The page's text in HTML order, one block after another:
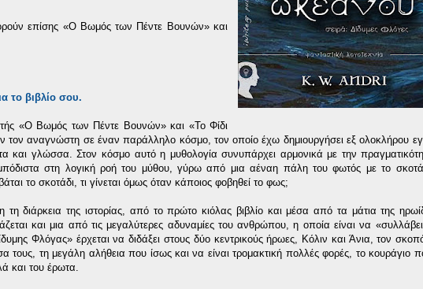
επίσης «Ο Βωμός των Πέντε Βουνών» και
το βιβλίο σου.
«Ο Βωμός των Πέντε Βουνών» και «Το Φίδι
τον αναγνώστη σε έναν παράλληλο κόσμο, τον οποίο έχω δημιουργήσει εξ ολοκλήρου
και γλώσσα. Στον κόσμο αυτό η μυθολογία συνυπάρχει αρμονικά με την
στη λογική ροή του μύθου, γύρω από μια αέναη πάλη του φωτός με το
το σκοτάδι, τι γίνεται όμως όταν κάποιος φοβηθεί το φως;
διάρκεια της ιστορίας, από το πρώτο κιόλας βιβλίο και μέσα από τα μάτια της
και μια από τις μεγαλύτερες αδυναμίες του ανθρώπου, η οποία είναι να
Φλόγας» έρχεται να διδάξει στους δύο κεντρικούς ήρωες, Κόλιν και Άνια, τον
τη μεγάλη αλήθεια που ίσως και να είναι τρομακτική πολλές φορές, το κουράγιο
και του έρωτα.